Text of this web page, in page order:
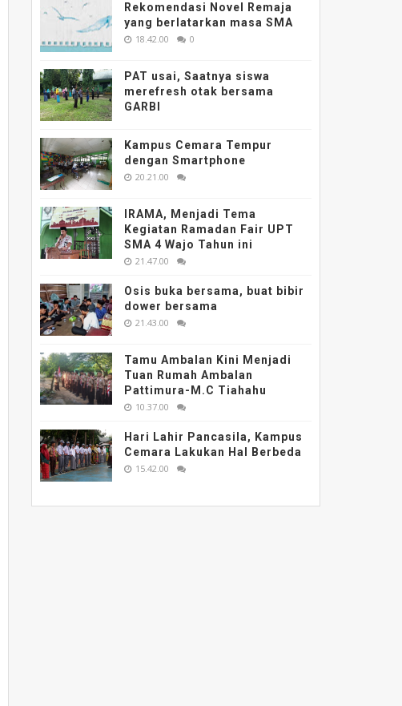
Rekomendasi Novel Remaja
yang berlatarkan masa SMA
18.42.00 0
PAT usai, Saatnya siswa
merefresh otak bersama
GARBI
Kampus Cemara Tempur
dengan Smartphone
20.21.00
IRAMA, Menjadi Tema
Kegiatan Ramadan Fair UPT
SMA 4 Wajo Tahun ini
21.47.00
Osis buka bersama, buat bibir
dower bersama
21.43.00
Tamu Ambalan Kini Menjadi
Tuan Rumah Ambalan
Pattimura-M.C Tiahahu
10.37.00
Hari Lahir Pancasila, Kampus
Cemara Lakukan Hal Berbeda
15.42.00